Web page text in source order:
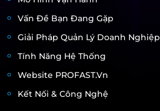
Vấn Đề Bạn Đang Gặp
Giải Pháp Quản Lý Doanh Nghiệp
Tính Năng Hệ Thống
Website PROFAST.vn
Kết Nối & Công Nghệ